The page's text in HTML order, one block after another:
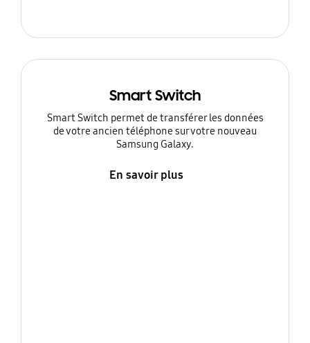
Smart Switch
Smart Switch permet de transférer les données
de votre ancien téléphone sur votre nouveau
Samsung Galaxy.
En savoir plus